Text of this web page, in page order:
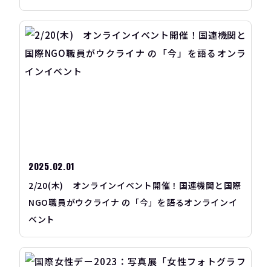
2025.02.01
2/20(木) オンラインイベント開催！国連機関と国際
NGO職員がウクライナ の「今」を語るオンラインイ
ベント